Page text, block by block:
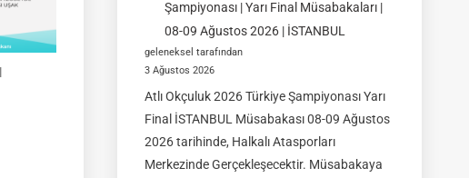
Şampiyonası | Yarı Final Müsabakaları |
08-09 Ağustos 2026 | İSTANBUL
geleneksel tarafından
3 Ağustos 2026
Atlı Okçuluk 2026 Türkiye Şampiyonası Yarı
Final İSTANBUL Müsabakası 08-09 Ağustos
2026 tarihinde, Halkalı Atasporları
Merkezinde Gerçekleşecektir. Müsabakaya